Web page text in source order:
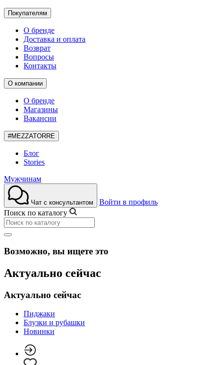
Покупателям
О бренде
Доставка и оплата
Возврат
Вопросы
Контакты
О компании
О бренде
Магазины
Вакансии
#MEZZATORRE
Блог
Stories
Мужчинам
Чат с консультантом
Войти в профиль
Поиск по каталогу
Возможно, вы ищете это
Актуально сейчас
Актуально сейчас
Пиджаки
Блузки и рубашки
Новинки